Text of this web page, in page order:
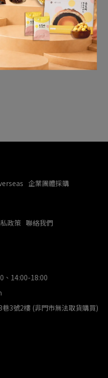
企業團體採購
政策 聯絡我們
、14:00-18:00
3號2樓 (非門市無法取貨購買)